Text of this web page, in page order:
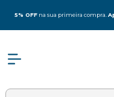
5% OFF na sua primeira compra.